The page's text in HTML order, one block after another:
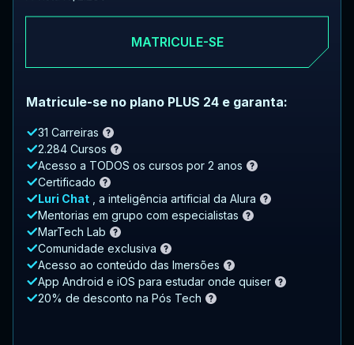
MATRICULE-SE
Matricule-se no plano PLUS 24 e garanta:
31 Carreiras
2.284 Cursos
Acesso a TODOS os cursos por 2 anos
Certificado
Luri Chat
, a inteligência artificial da Alura
Mentorias em grupo com especialistas
MarTech Lab
Comunidade exclusiva
Acesso ao conteúdo das Imersões
App Android e iOS para estudar onde quiser
20% de desconto na Pós Tech